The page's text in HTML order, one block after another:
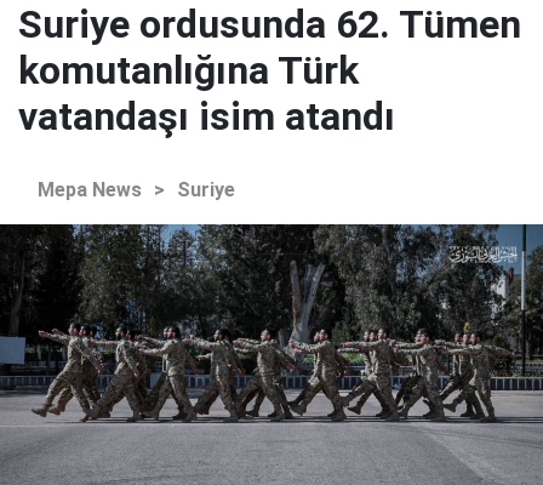
Suriye ordusunda 62. Tümen
komutanlığına Türk
vatandaşı isim atandı
Mepa News > Suriye